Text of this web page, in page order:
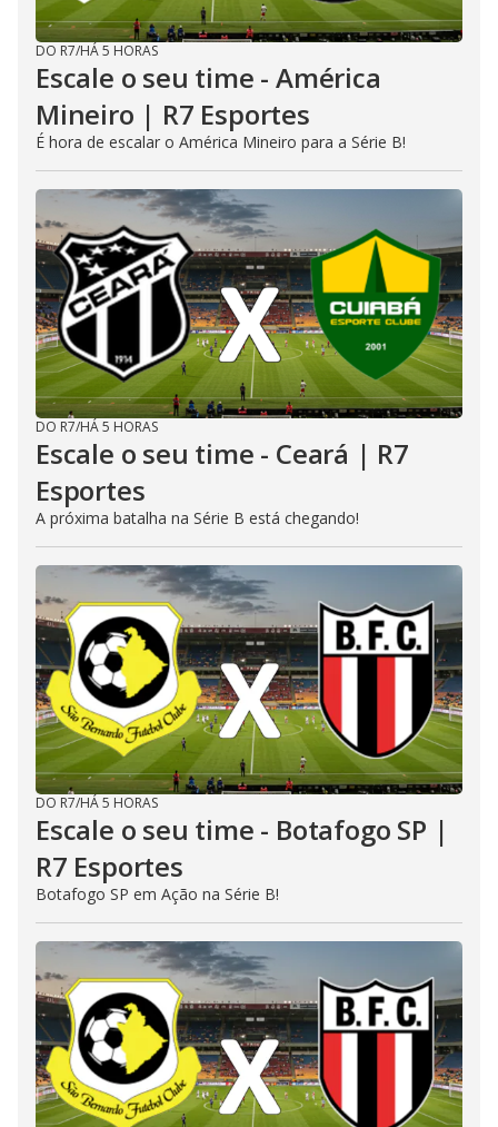
DO R7/HÁ 5 HORAS
Escale o seu time - América
Mineiro | R7 Esportes
É hora de escalar o América Mineiro para a Série B!
DO R7/HÁ 5 HORAS
Escale o seu time - Ceará | R7
Esportes
A próxima batalha na Série B está chegando!
DO R7/HÁ 5 HORAS
Escale o seu time - Botafogo SP |
R7 Esportes
Botafogo SP em Ação na Série B!